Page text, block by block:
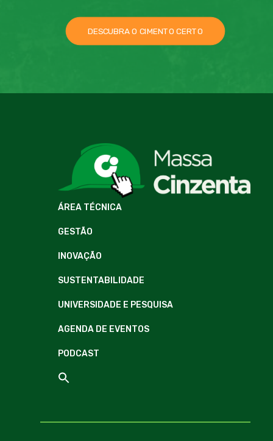
DESCUBRA O CIMENTO CERTO
ÁREA TÉCNICA
GESTÃO
INOVAÇÃO
SUSTENTABILIDADE
UNIVERSIDADE E PESQUISA
AGENDA DE EVENTOS
PODCAST